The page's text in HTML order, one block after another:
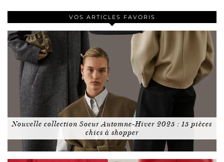
VOS ARTICLES FAVORIS
Nouvelle collection Soeur Automne-Hiver 2025 : 15 pièces
chics à shopper